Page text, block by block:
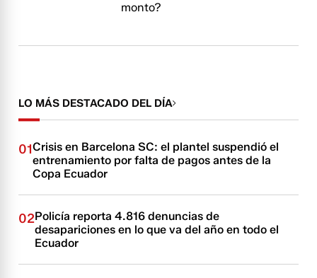
monto?
LO MÁS DESTACADO DEL DÍA
01Crisis en Barcelona SC: el plantel suspendió el
entrenamiento por falta de pagos antes de la
Copa Ecuador
02Policía reporta 4.816 denuncias de
desapariciones en lo que va del año en todo el
Ecuador